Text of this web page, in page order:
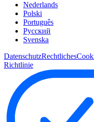
Nederlands
Polski
Português
Pусский
Svenska
DatenschutzRechtliches
Richtlinie